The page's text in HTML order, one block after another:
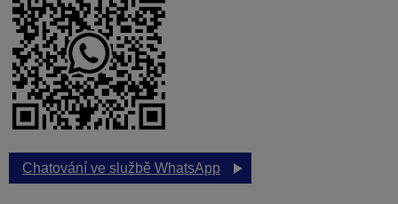
Chatování ve službě WhatsApp